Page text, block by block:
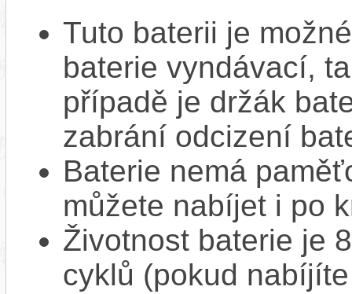
Tuto baterii je
baterie vyndávací,
případě je držák
zabrání odcizení
Baterie nemá
můžete nabíjet i po
Životnost baterie je
cyklů (pokud